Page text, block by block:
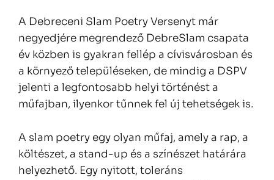
A Debreceni Slam Poetry Versenyt már
negyedjére megrendező DebreSlam csapata
év közben is gyakran fellép a cívisvárosban és
a környező településeken, de mindig a DSPV
jelenti a legfontosabb helyi történést a
műfajban, ilyenkor tűnnek fel új tehetségek is.
A slam poetry egy olyan műfaj, amely a rap, a
költészet, a stand-up és a színészet határára
helyezhető. Egy nyitott, toleráns